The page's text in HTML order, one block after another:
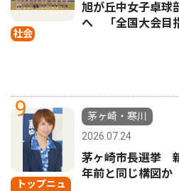
社会
旭が丘中女子卓
へ 「全国大会目
9
トップニュ
茅ヶ崎・寒川
2026.07.24
茅ヶ崎市長選挙
年前と同じ構図か